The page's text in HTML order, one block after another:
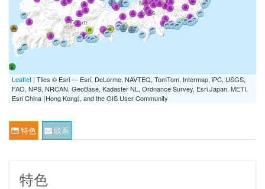
Leaflet | Tiles © Esri — Esri, DeLorme, NAVTEQ, TomTom, Intermap, iPC, USGS,
FAO, NPS, NRCAN, GeoBase, Kadaster NL, Ordnance Survey, Esri Japan, METI,
Esri China (Hong Kong), and the GIS User Community
特色 联系
特色